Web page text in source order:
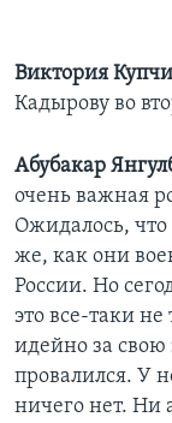
Виктория
Кадырову во
Абубакар
очень важная
Ожидалось, что
же, как они
России. Но
это все-таки
идейно за
провалился. У
ничего нет. Ни